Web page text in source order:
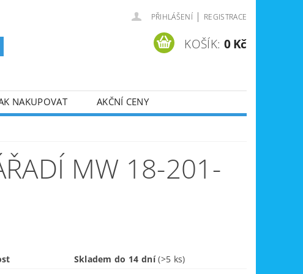
PŘIHLÁŠENÍ | REGISTRACE
KOŠÍK: 0 Kč
NAKUPOVAT
AKČNÍ CENY
STROJE
ÚKLIDOVÁ TECHNIKA
MW 18-201-
Skladem do 14 dní(>5 ks)